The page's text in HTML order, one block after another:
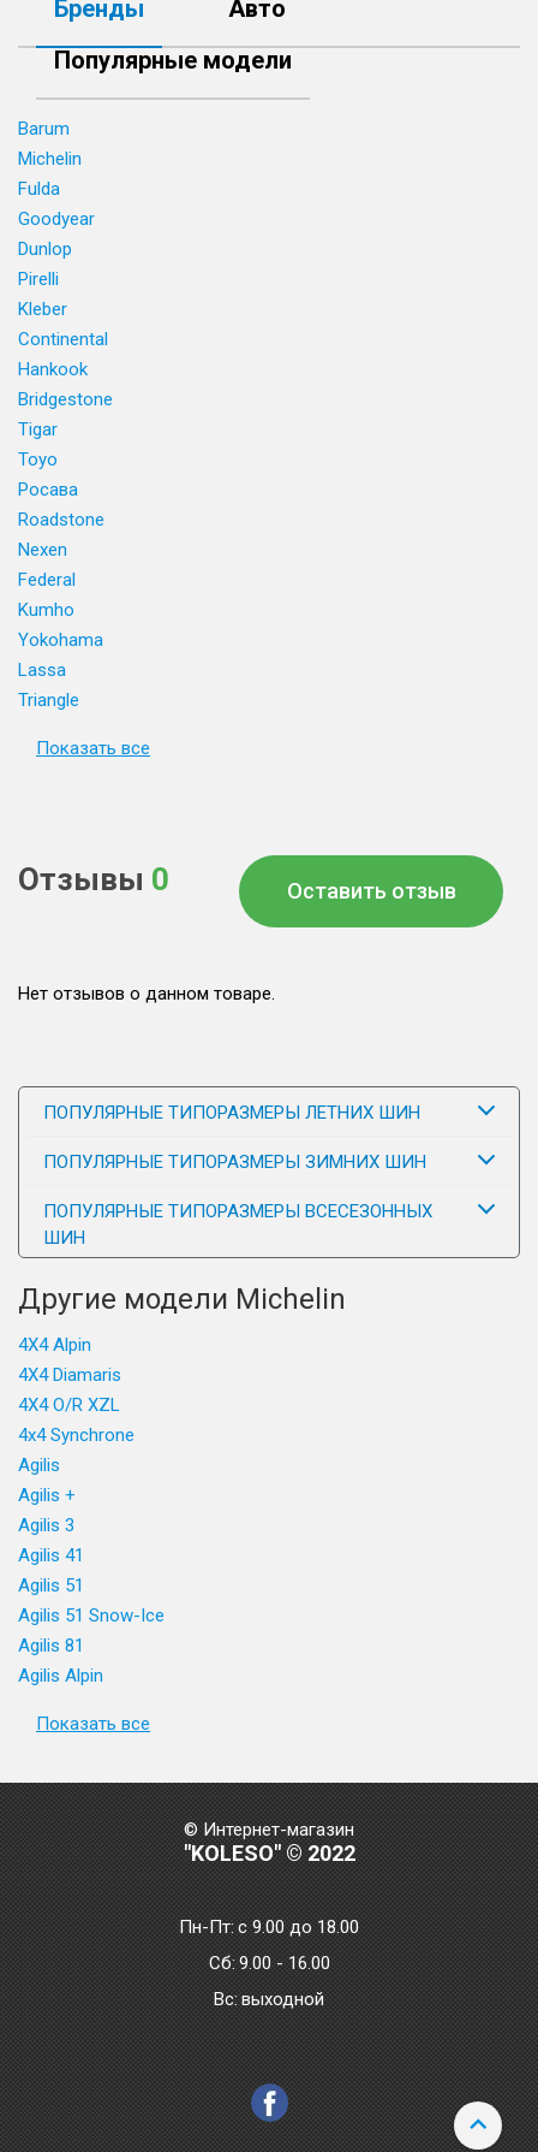
Бренды
Авто
Популярные модели
Barum
Michelin
Fulda
Goodyear
Dunlop
Pirelli
Kleber
Continental
Hankook
Bridgestone
Tigar
Toyo
Росава
Roadstone
Nexen
Federal
Kumho
Yokohama
Lassa
Triangle
Показать все
Отзывы 0 Оставить отзыв
Нет отзывов о данном товаре.
ПОПУЛЯРНЫЕ ТИПОРАЗМЕРЫ ЛЕТНИХ ШИН
ПОПУЛЯРНЫЕ ТИПОРАЗМЕРЫ ЗИМНИХ ШИН
ПОПУЛЯРНЫЕ ТИПОРАЗМЕРЫ ВСЕСЕЗОННЫХ
ШИН
Другие модели Michelin
4X4 Alpin
4X4 Diamaris
4X4 O/R XZL
4x4 Synchrone
Agilis
Agilis +
Agilis 3
Agilis 41
Agilis 51
Agilis 51 Snow-Ice
Agilis 81
Agilis Alpin
Показать все
© Интернет-магазин
"KOLESO" © 2022
Пн-Пт:с 9.00 до 18.00
Сб: 9.00 - 16.00
Bc: выходной